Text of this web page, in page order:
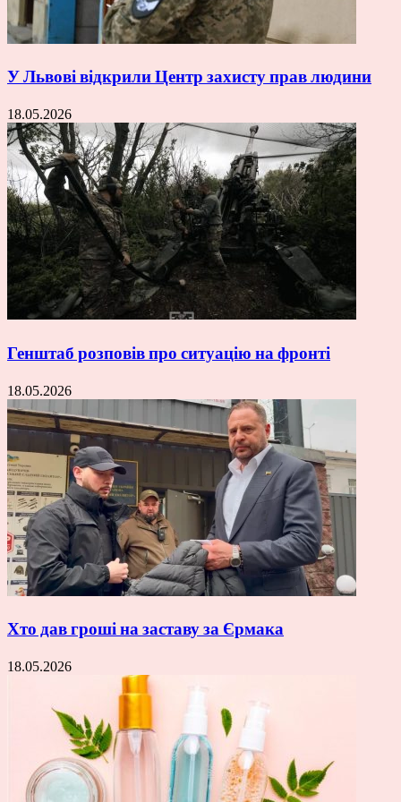
У Львові відкрили Центр захисту прав людини
18.05.2026
Генштаб розповів про ситуацію на фронті
18.05.2026
Хто дав гроші на заставу за Єрмака
18.05.2026